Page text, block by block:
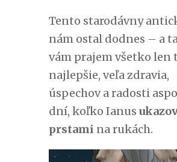
Tento starodávny
nám ostal dodnes – a
vám prajem všetko len
najlepšie, veľa zdravia,
úspechov a radosti
dní, koľko Ianus
prstami na rukách.